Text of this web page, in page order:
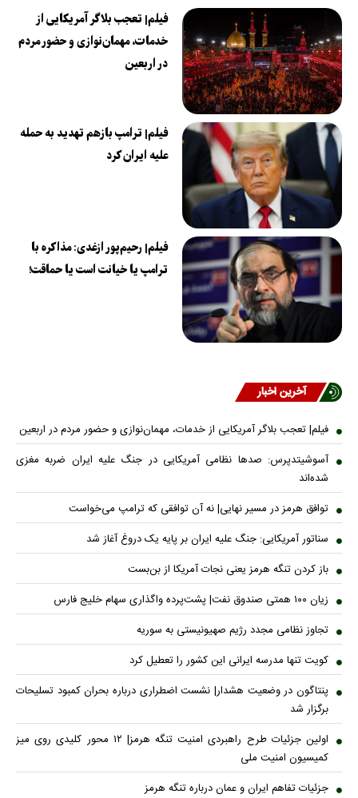
فیلم| تعجب بلاگر آمریکایی از
خدمات، مهمان‌نوازی و حضور مردم
در اربعین
فیلم| ترامپ بازهم تهدید به حمله
علیه ایران کرد
فیلم| رحیم‌پور ازغدی: مذاکره با
ترامپ یا خیانت است یا حماقت!
آخرین اخبار
فیلم| تعجب بلاگر آمریکایی از خدمات، مهمان‌نوازی و حضور مردم در اربعین
آسوشیتدپرس: صدها نظامی آمریکایی در جنگ علیه ایران ضربه مغزی
شده‌اند
توافق هرمز در مسیر نهایی| نه آن توافقی که ترامپ می‌خواست
سناتور آمریکایی: جنگ علیه ایران بر پایه یک دروغ آغاز شد
باز کردن تنگه هرمز یعنی نجات آمریکا از بن‌بست
زیان ۱۰۰ همتی صندوق نفت| پشت‌پرده واگذاری سهام خلیج فارس
تجاوز نظامی مجدد رژیم صهیونیستی به سوریه
کویت تنها مدرسه ایرانی این کشور را تعطیل کرد
پنتاگون در وضعیت هشدار| نشست اضطراری درباره بحران کمبود تسلیحات
برگزار شد
اولین جزئیات طرح راهبردی امنیت تنگه هرمز| ۱۲ محور کلیدی روی میز
کمیسیون امنیت ملی
جزئیات تفاهم ایران و عمان درباره تنگه هرمز